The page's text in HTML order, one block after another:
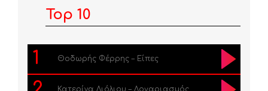
Top 10
1 Θοδωρής Φέρρης – Είπες
Κατερίνα Λιόλιου – Λογαριασμός